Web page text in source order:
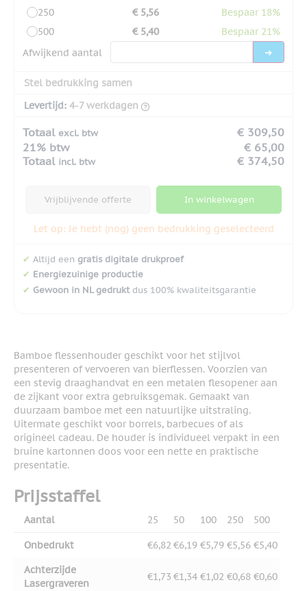
250
€ 5,56
Bespaar 18%
500
€ 5,40
Bespaar 21%
Afwijkend aantal
Stel bedrukking samen
Levertijd: 4-7 werkdagen
Totaal excl. btw
€ 309,50
21% btw
€ 65,00
Totaal incl. btw € 374,50
Vrijblijvende offerte In winkelwagen
Let op: Je hebt (nog) geen bedrukking geselecteerd
✔ Altijd een gratis digitale drukproef
✔ Energiezuinige productie
✔ Gewoon in NL gedruktdus 100% kwaliteitsgarantie
Bamboe flessenhouder geschikt voor het stijlvol
presenteren of vervoeren van bierflessen. Voorzien van
een stevig draaghandvat en een metalen flesopener aan
de zijkant voor extra gebruiksgemak. Gemaakt van
duurzaam bamboe met een natuurlijke uitstraling.
Uitermate geschikt voor borrels, barbecues of als
origineel cadeau. De houder is individueel verpakt in een
bruine kartonnen doos voor een nette en praktische
presentatie.
Prijsstaffel
Aantal 25 50 100 250 500
Onbedrukt €6,82 €6,19 €5,79 €5,56 €5,40
Achterzijde
Lasergraveren
€1,73 €1,34 €1,02 €0,68 €0,60